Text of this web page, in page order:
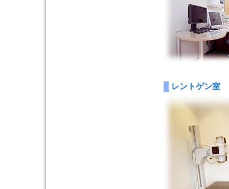
レントゲン室